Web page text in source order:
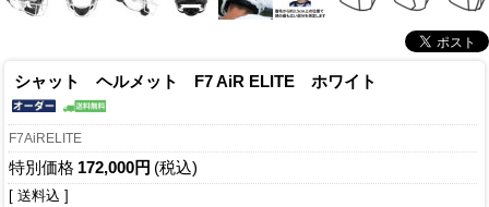
シャット ヘルメット F7 AiR ELITE ホワイト
F7AiRELITE
特別価格 172,000円 (税込)
[ 送料込 ]